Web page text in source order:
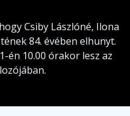
Csiby Lászlóné, Ilona
84. évében elhunyt.
én 10.00 órakor lesz az